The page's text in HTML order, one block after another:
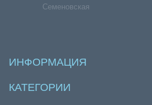
Семеновская
ИНФОРМАЦИЯ
КАТЕГОРИИ